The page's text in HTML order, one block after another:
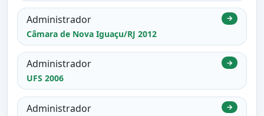
Administrador
Câmara de Nova Iguaçu/RJ 2012
→
Administrador
UFS 2006
→
Administrador →